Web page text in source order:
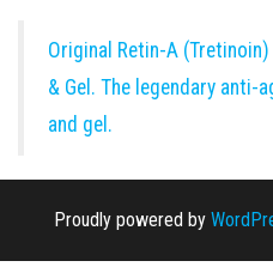
Original Retin-A
& Gel. The legendary anti-
and gel.
Proudly powered by